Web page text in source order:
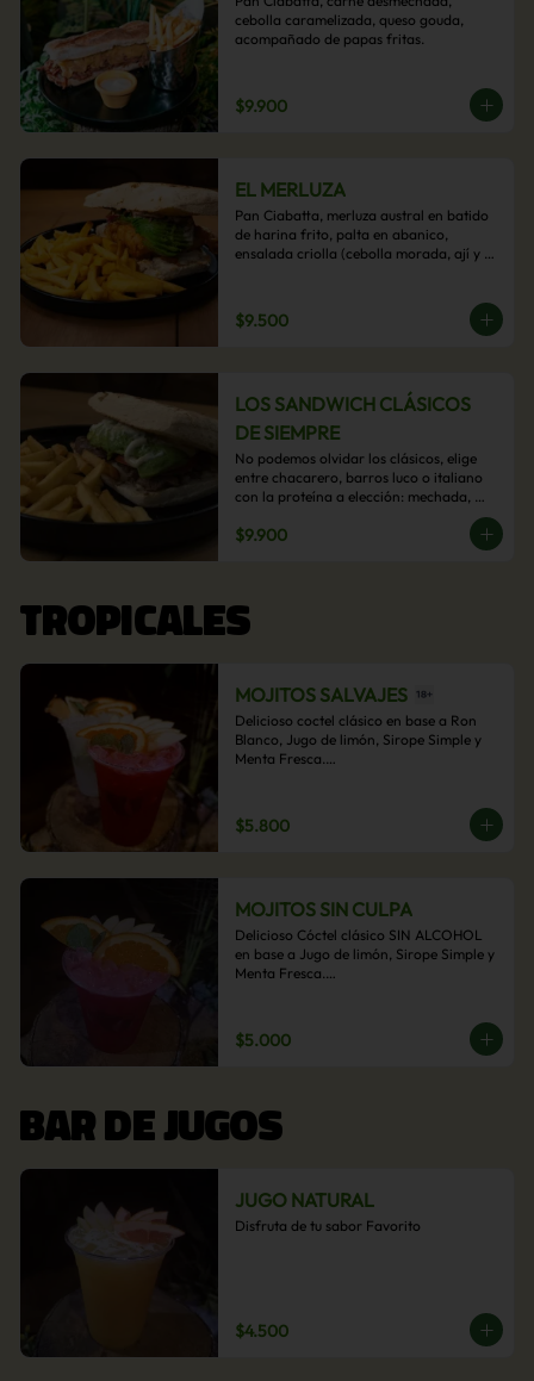
cebolla caramelizada, queso gouda,
acompañado de papas fritas.
$9.900
EL MERLUZA
Pan Ciabatta, merluza austral en batido
de harina frito, palta en abanico,
ensalada criolla (cebolla morada, ají y
$9.500
LOS SANDWICH CLÁSICOS
DE SIEMPRE
No podemos olvidar los clásicos, elige
entre chacarero, barros luco o italiano
con la proteína a elección: mechada,
acompañamiento de papas fritas.
$9.900
TROPICALES
MOJITOS SALVAJES
Delicioso coctel clásico en base a Ron
Blanco, Jugo de limón, Sirope Simple y
Menta Fresca.
$5.800
MOJITOS SIN CULPA
Delicioso Cóctel clásico SIN ALCOHOL
en base a Jugo de limón, Sirope Simple y
Menta Fresca.
$5.000
BAR DE JUGOS
JUGO NATURAL
Disfruta de tu sabor Favorito
$4.500